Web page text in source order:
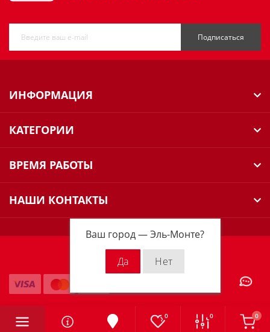
Ваш город —Эль-Монте?
0 0 0
Подписаться
ИНФОРМАЦИЯ
КАТЕГОРИИ
ВРЕМЯ РАБОТЫ
НАШИ КОНТАКТЫ
Milwaukee Russia © 2026